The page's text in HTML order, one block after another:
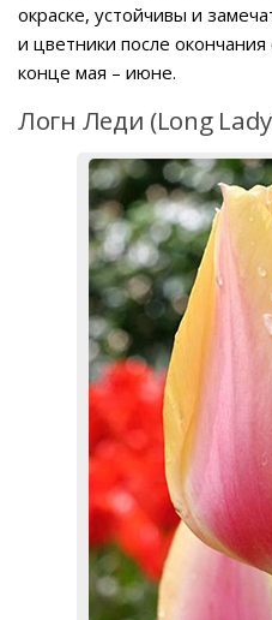
окраске, устойчивы и
и цветники после
конце мая – июне.
Логн Леди (Long